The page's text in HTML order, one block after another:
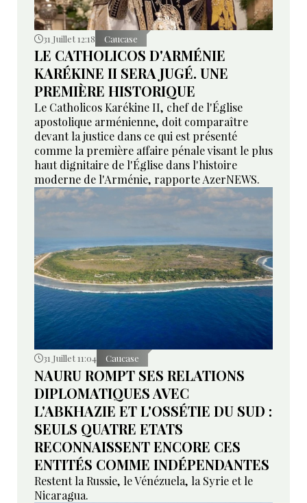
31 Juillet 12:18 Caucase
LE CATHOLICOS D'ARMÉNIE
KARÉKINE II SERA JUGÉ. UNE
PREMIÈRE HISTORIQUE
Le Catholicos Karékine II, chef de l'Église
apostolique arménienne, doit comparaître
devant la justice dans ce qui est présenté
comme la première affaire pénale visant le plus
haut dignitaire de l'Église dans l'histoire
moderne de l'Arménie, rapporte AzerNEWS.
31 Juillet 11:04 Caucase
NAURU ROMPT SES RELATIONS
DIPLOMATIQUES AVEC
L'ABKHAZIE ET L'OSSÉTIE DU SUD :
SEULS QUATRE ETATS
RECONNAISSENT ENCORE CES
ENTITÉS COMME INDÉPENDANTES
Restent la Russie, le Vénézuela, la Syrie et le
Nicaragua.